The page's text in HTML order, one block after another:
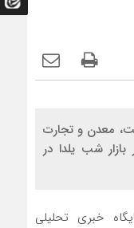
معدن و تجارت
شب یلدا در
خبری تحلیلی